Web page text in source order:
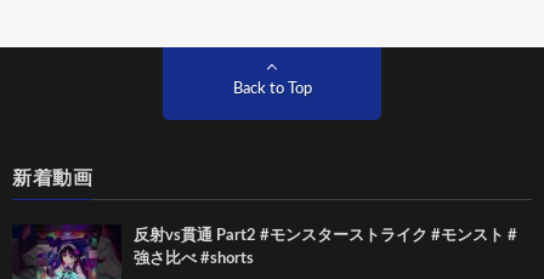
Back to Top
新着動画
反射vs貫通 Part2 #モンスターストライク #モンスト #
強さ比べ #shorts